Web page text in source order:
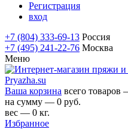
Регистрация
вход
+7 (804) 333-69-13 Россия
+7 (495) 241-22-76 Москва
Меню
Ваша корзина всего товаров
на сумму — 0 руб.
вес — 0 кг.
Избранное